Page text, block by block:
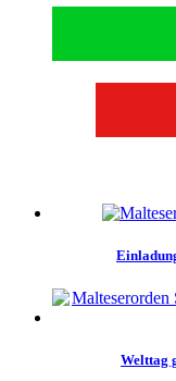
Welttag